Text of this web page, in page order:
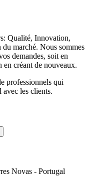
Qualité, Innovation,
marché. Nous sommes
demandes, soit en
en créant de nouveaux.
professionnels qui
avec les clients.
Novas - Portugal